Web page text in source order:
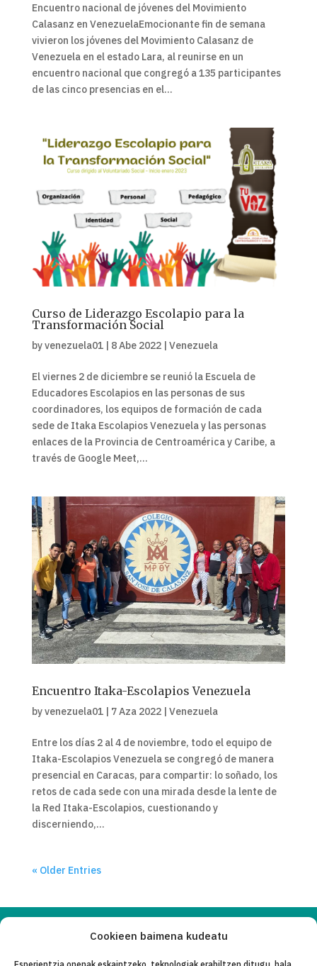
Cookieen baimena kudeatu
Encuentro nacional de jóvenes del Movimiento
Calasanz en VenezuelaEmocionante fin de semana
vivieron los jóvenes del Movimiento Calasanz de
Venezuela en el estado Lara, al reunirse en un
encuentro nacional que congregó a 135 participantes
de las cinco presencias en el...
Curso de Liderazgo Escolapio para la
Transformación Social
byvenezuela01| 8 Abe 2022| Venezuela
El viernes 2 de diciembre se reunió la Escuela de
Educadores Escolapios en las personas de sus
coordinadores, los equipos de formación de cada
sede de Itaka Escolapios Venezuela y las personas
enlaces de la Provincia de Centroamérica y Caribe, a
través de Google Meet,...
Encuentro Itaka-Escolapios Venezuela
byvenezuela01| 7 Aza 2022| Venezuela
Entre los días 2 al 4 de noviembre, todo el equipo de
Itaka-Escolapios Venezuela se congregó de manera
presencial en Caracas, para compartir: lo soñado, los
retos de cada sede con una mirada desde la lente de
la Red Itaka-Escolapios, cuestionando y
discerniendo,...
« Older Entries
Copyleft 2025Itaka-Escolapios